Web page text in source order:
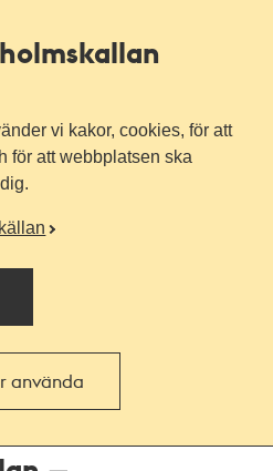
vi kakor, cookies, för att
för att webbplatsen ska
använda